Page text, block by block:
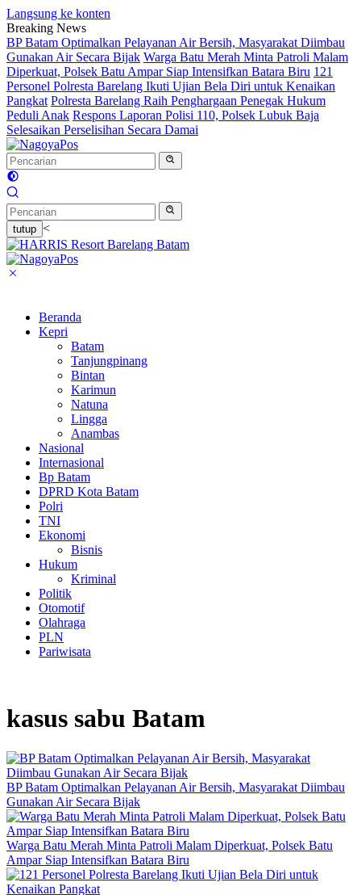
Langsung ke konten
Breaking News
BP Batam Optimalkan Pelayanan Air Bersih, Masyarakat Diimbau
Gunakan Air Secara Bijak Warga Batu Merah Minta Patroli Malam
Diperkuat, Polsek Batu Ampar Siap Intensifkan Batara Biru 121
Personel Polresta Barelang Ikuti Ujian Bela Diri untuk Kenaikan
Pangkat Polresta Barelang Raih Penghargaan Penegak Hukum
Peduli Anak Respons Laporan Polisi 110, Polsek Lubuk Baja
Selesaikan Perselisihan Secara Damai
tutup <
Beranda
Kepri
Batam
Tanjungpinang
Bintan
Karimun
Natuna
Lingga
Anambas
Nasional
Internasional
Bp Batam
DPRD Kota Batam
Polri
TNI
Ekonomi
Bisnis
Hukum
Kriminal
Politik
Otomotif
Olahraga
PLN
Pariwisata
kasus sabu Batam
BP Batam Optimalkan Pelayanan Air Bersih, Masyarakat Diimbau
Gunakan Air Secara Bijak
Warga Batu Merah Minta Patroli Malam Diperkuat, Polsek Batu
Ampar Siap Intensifkan Batara Biru